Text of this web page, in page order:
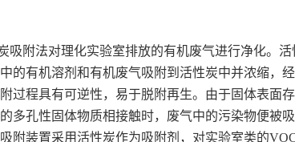
吸附法对理化实验室排放的有机废气进行净化。
的有机溶剂和有机废气吸附到活性炭中并浓缩，
过程具有可逆性，易于脱附再生。由于固体表面
多孔性固体物质相接触时，废气中的污染物便被
附装置采用活性炭作为吸附剂，对实验室类的